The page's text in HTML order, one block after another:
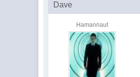
Dave
Hamannaut